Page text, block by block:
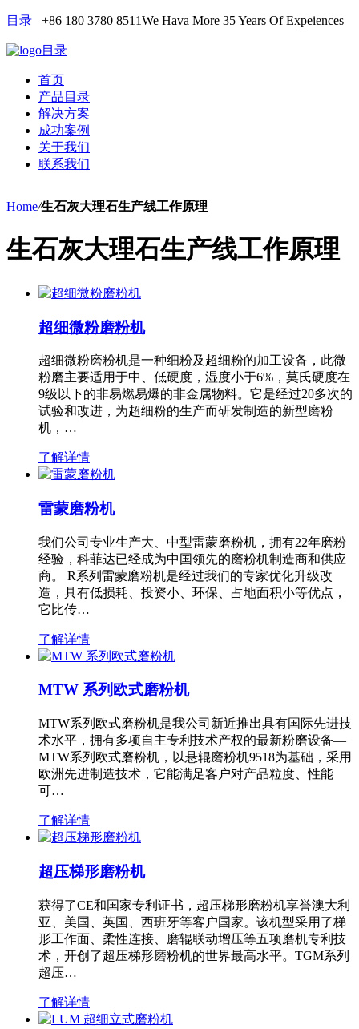
目录 +86 180 3780 8511We Hava More 35 Years Of Expeiences
目录
首页
产品目录
解决方案
成功案例
关于我们
联系我们
Home/生石灰大理石生产线工作原理
生石灰大理石生产线工作原理
超细微粉磨粉机
超细微粉磨粉机是一种细粉及超细粉的加工设备，此微
粉磨主要适用于中、低硬度，湿度小于6%，莫氏硬度在
9级以下的非易燃易爆的非金属物料。它是经过20多次的
试验和改进，为超细粉的生产而研发制造的新型磨粉
机，…
了解详情
雷蒙磨粉机
我们公司专业生产大、中型雷蒙磨粉机，拥有22年磨粉
经验，科菲达已经成为中国领先的磨粉机制造商和供应
商。 R系列雷蒙磨粉机是经过我们的专家优化升级改
造，具有低损耗、投资小、环保、占地面积小等优点，
它比传…
了解详情
MTW 系列欧式磨粉机
MTW系列欧式磨粉机是我公司新近推出具有国际先进技
术水平，拥有多项自主专利技术产权的最新粉磨设备—
MTW系列欧式磨粉机，以悬辊磨粉机9518为基础，采用
欧洲先进制造技术，它能满足客户对产品粒度、性能
可…
了解详情
超压梯形磨粉机
获得了CE和国家专利证书，超压梯形磨粉机享誉澳大利
亚、美国、英国、西班牙等客户国家。该机型采用了梯
形工作面、柔性连接、磨辊联动增压等五项磨机专利技
术，开创了超压梯形磨粉机的世界最高水平。TGM系列
超压…
了解详情